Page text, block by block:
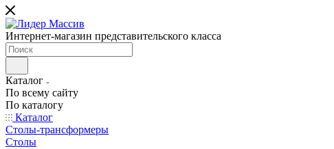
Интернет-магазин представительского класса
Каталог
По всему сайту
По каталогу
Каталог
Столы-трансформеры
Столы